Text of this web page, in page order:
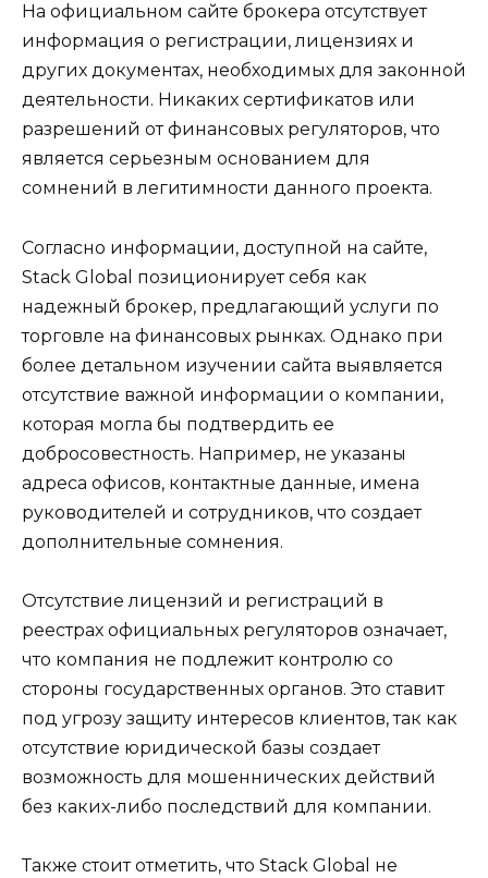
На официальном сайте брокера отсутствует
информация о регистрации, лицензиях и
других документах, необходимых для законной
деятельности. Никаких сертификатов или
разрешений от финансовых регуляторов, что
является серьезным основанием для
сомнений в легитимности данного проекта.
Согласно информации, доступной на сайте,
Stack Global позиционирует себя как
надежный брокер, предлагающий услуги по
торговле на финансовых рынках. Однако при
более детальном изучении сайта выявляется
отсутствие важной информации о компании,
которая могла бы подтвердить ее
добросовестность. Например, не указаны
адреса офисов, контактные данные, имена
руководителей и сотрудников, что создает
дополнительные сомнения.
Отсутствие лицензий и регистраций в
реестрах официальных регуляторов означает,
что компания не подлежит контролю со
стороны государственных органов. Это ставит
под угрозу защиту интересов клиентов, так как
отсутствие юридической базы создает
возможность для мошеннических действий
без каких-либо последствий для компании.
Также стоит отметить, что Stack Global не